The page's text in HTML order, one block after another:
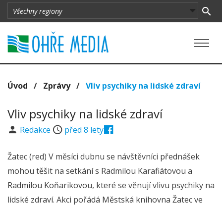
Úvod / Zprávy/ Vliv psychiky na lidské zdraví
Vliv psychiky na lidské zdraví
Redakce před 8 lety
Žatec (red) V měsíci dubnu se návštěvníci přednášek
mohou těšit na setkání s Radmilou Karafiátovou a
Radmilou Koňarikovou, které se věnují vlivu psychiky na
lidské zdraví. Akci pořádá Městská knihovna Žatec ve